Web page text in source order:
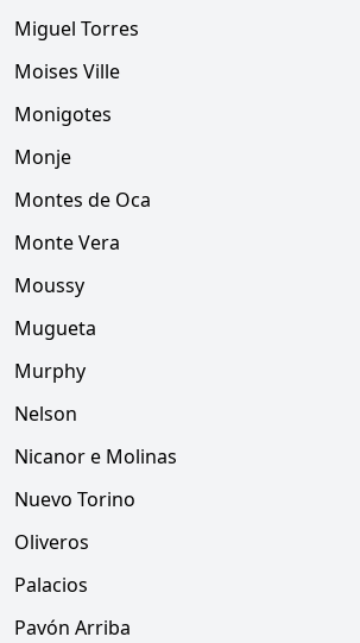
Miguel Torres
Moises Ville
Monigotes
Monje
Montes de Oca
Monte Vera
Moussy
Mugueta
Murphy
Nelson
Nicanor e Molinas
Nuevo Torino
Oliveros
Palacios
Pavón Arriba